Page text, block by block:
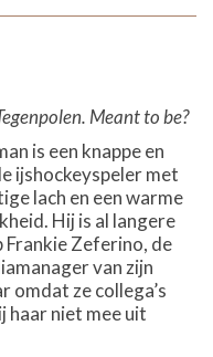
Meant to be?
is een knappe en
ijshockeyspeler met
lach en een warme
Hij is al langere
Frankie Zeferino, de
van zijn
omdat ze collega’s
haar niet mee uit